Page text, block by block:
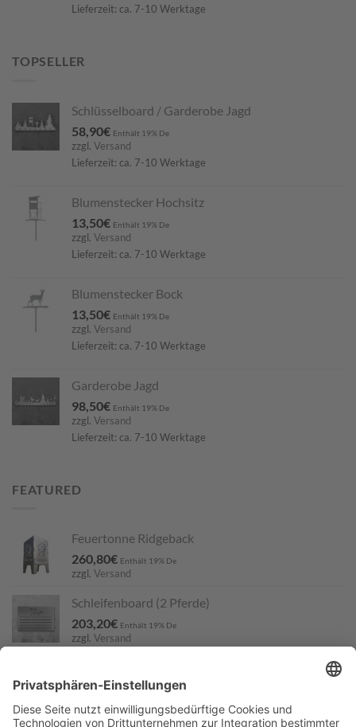
Lieferzeit: ca. 7-10 Werktage
TOPSELLER
Schlüsselboard / Garderobe Jagd
58,90€ Enthält 19% De
zzgl. Versand
Lieferzeit: ca. 7-10 Werktage
Blumenstecker Hochsitz
13,50€ Enthält 19% De
zzgl. Versand
Lieferzeit: ca. 7-10 Werktage
Blumenstecker Bock
13,50€ Enthält 19% De
zzgl. Versand
Lieferzeit: ca. 7-10 Werktage
Garderobe Jagd
98,50€ Enthält 19% De
zzgl. Versand
Lieferzeit: ca. 7-10 Werktage
FEATURED
Feuertonne Ridgeback
260,80€ Enthält 19% De
zzgl. Versand
Schleifenboard (2 Pferde)
203,20€ Enthält 19% De
zzgl. Versand
Deutsch Langhaar
11,50 € Enthält 19% De